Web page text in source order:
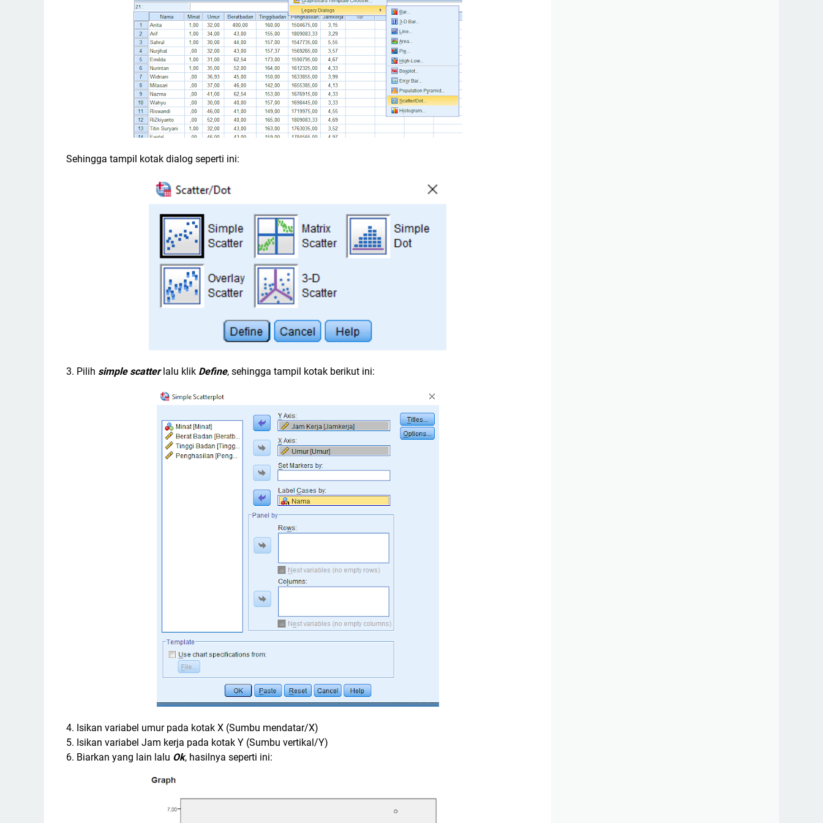
Sehingga tampil kotak dialog seperti ini:
3. Pilih simple scatterlalu klik Define, sehingga tampil kotak berikut ini:
4. Isikan variabel umur pada kotak X (Sumbu mendatar/X)
5. Isikan variabel Jam kerja pada kotak Y (Sumbu vertikal/Y)
6. Biarkan yang lain lalu Ok, hasilnya seperti ini: